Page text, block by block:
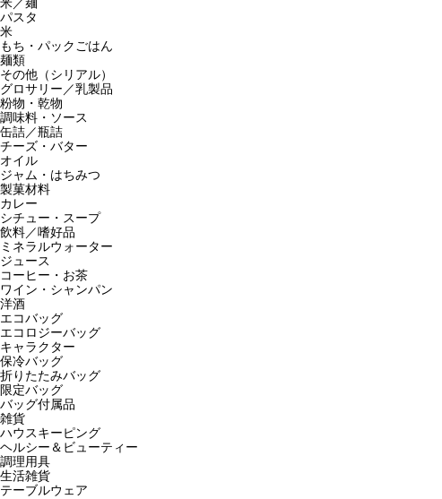
パスタ
米
もち・パックごはん
麺類
その他（シリアル）
グロサリー／乳製品
粉物・乾物
調味料・ソース
缶詰／瓶詰
チーズ・バター
オイル
ジャム・はちみつ
製菓材料
カレー
シチュー・スープ
飲料／嗜好品
ミネラルウォーター
ジュース
コーヒー・お茶
ワイン・シャンパン
洋酒
エコバッグ
エコロジーバッグ
キャラクター
保冷バッグ
折りたたみバッグ
限定バッグ
バッグ付属品
雑貨
ハウスキーピング
ヘルシー＆ビューティー
調理用具
生活雑貨
テーブルウェア